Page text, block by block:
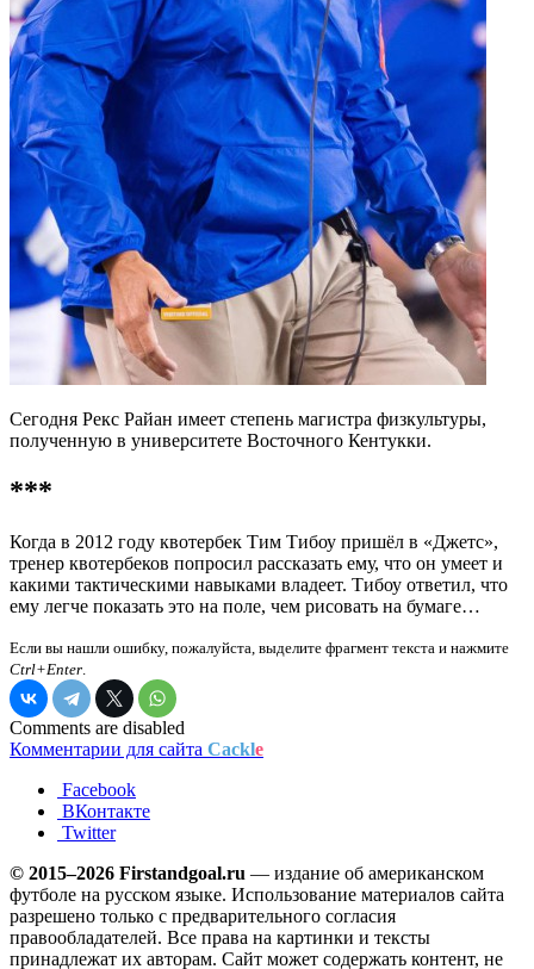
Сегодня Рекс Райан имеет степень магистра физкультуры,
полученную в университете Восточного Кентукки.
***
Когда в 2012 году квотербек Тим Тибоу пришёл в «Джетс»,
тренер квотербеков попросил рассказать ему, что он умеет и
какими тактическими навыками владеет. Тибоу ответил, что
ему легче показать это на поле, чем рисовать на бумаге…
Если вы нашли ошибку, пожалуйста, выделите фрагмент текста и нажмите
Ctrl+Enter
Comments are disabled
Комментарии для сайта Cackle
Facebook
ВКонтакте
Twitter
© 2015–2026 Firstandgoal.ru — издание об американском
футболе на русском языке. Использование материалов cайта
разрешено только с предварительного согласия
правообладателей. Все права на картинки и тексты
принадлежат их авторам. Сайт может содержать контент, не